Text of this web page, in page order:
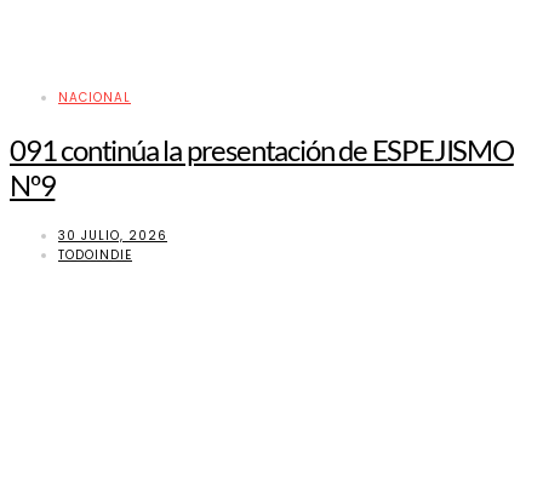
NACIONAL
091 continúa la presentación de ESPEJISMO
Nº9
30 JULIO, 2026
TODOINDIE